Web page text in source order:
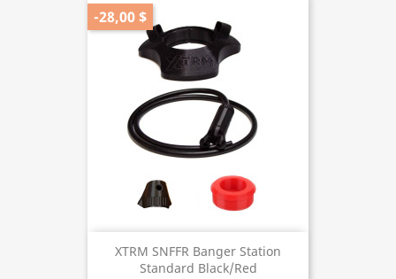
XTRM SNFFR Banger Station
Standard Black/Red
-28,00 $